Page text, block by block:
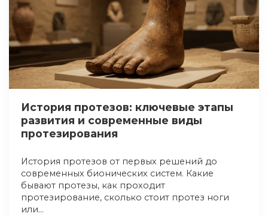
История протезов: ключевые этапы
развития и современные виды
протезирования
История протезов от первых решений до
современных бионических систем. Какие
бывают протезы, как проходит
протезирование, сколько стоит протез ноги
или...